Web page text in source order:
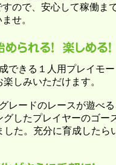
ので、安心して稼働ま
せ。
できる１人用プレイモ
しみいただけます。
レードのレースが遊べ
したプレイヤーのゴー
した。充分に育成したら